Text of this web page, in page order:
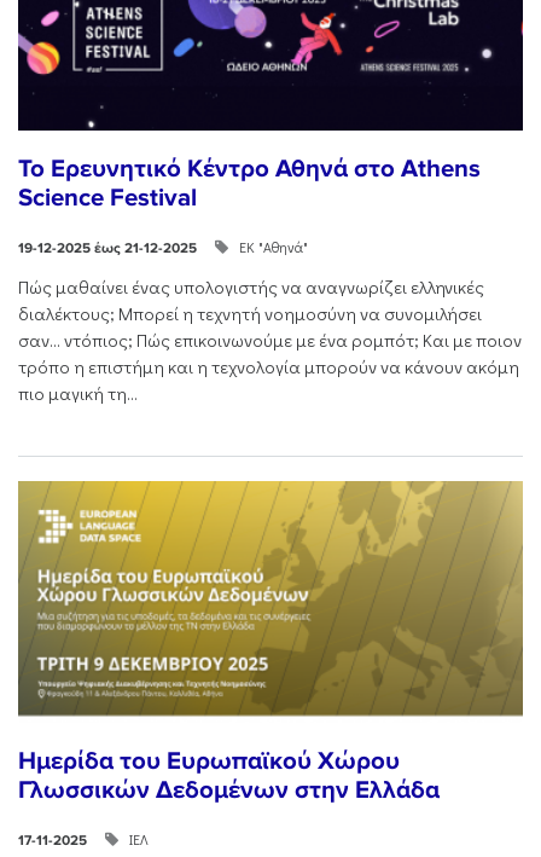
Το Ερευνητικό Κέντρο Αθηνά στο Athens
Science Festival
19-12-2025 έως 21-12-2025 ΕΚ "Αθηνά"
Πώς μαθαίνει ένας υπολογιστής να αναγνωρίζει ελληνικές
διαλέκτους; Μπορεί η τεχνητή νοημοσύνη να συνομιλήσει
σαν… ντόπιος; Πώς επικοινωνούμε με ένα ρομπότ; Και με ποιον
τρόπο η επιστήμη και η τεχνολογία μπορούν να κάνουν ακόμη
πιο μαγική τη...
Ημερίδα του Ευρωπαϊκού Χώρου
Γλωσσικών Δεδομένων στην Ελλάδα
17-11-2025 ΙΕΛ